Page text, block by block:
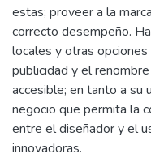
estas; proveer a la
correcto desempeño.
locales y otras
publicidad y el
accesible; en tanto a su
negocio que permita la
entre el diseñador y el
innovadoras.